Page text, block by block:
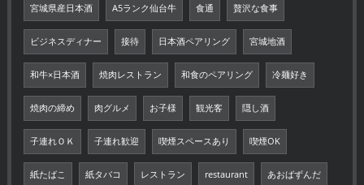
宮城県産日本酒 A5ランク仙台牛 食通 贅沢な食事
ビジネスディナー 接待 日本酒ペアリング 宮城地酒
和牛×日本酒 焼肉レストラン 和食のペアリング 冷麺好き
焼肉の締め 肉グルメ お子様 観光客 隠し酒
子連れＯＫ 子連れ歓迎 喫煙スペースあり 喫煙OK
紙たばこ 紙タバコ レストラン restaurant あおばずんだ